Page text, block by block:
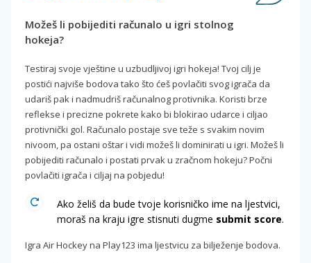
Možeš li pobijediti računalo u igri stolnog
hokeja?
Testiraj svoje vještine u uzbudljivoj igri hokeja! Tvoj cilj je
postići najviše bodova tako što ćeš povlačiti svog igrača da
udariš pak i nadmudriš računalnog protivnika. Koristi brze
reflekse i precizne pokrete kako bi blokirao udarce i ciljao
protivnički gol. Računalo postaje sve teže s svakim novim
nivoom, pa ostani oštar i vidi možeš li dominirati u igri. Možeš li
pobijediti računalo i postati prvak u zračnom hokeju? Počni
povlačiti igrača i ciljaj na pobjedu!
Ako želiš da bude tvoje korisničko ime na ljestvici,
moraš na kraju igre stisnuti dugme submit score.
Igra Air Hockey na Play123 ima ljestvicu za bilježenje bodova.